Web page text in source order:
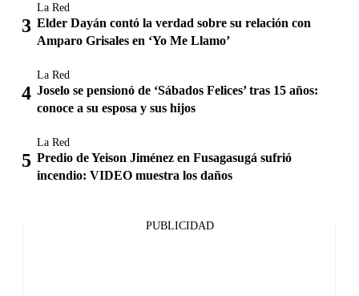
La Red
Elder Dayán contó la verdad sobre su relación con
Amparo Grisales en ‘Yo Me Llamo’
La Red
Joselo se pensionó de ‘Sábados Felices’ tras 15 años:
conoce a su esposa y sus hijos
La Red
Predio de Yeison Jiménez en Fusagasugá sufrió
incendio: VIDEO muestra los daños
PUBLICIDAD